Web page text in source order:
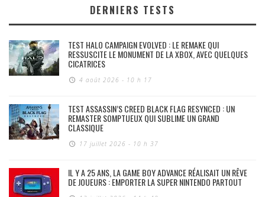
DERNIERS TESTS
TEST HALO CAMPAIGN EVOLVED : LE REMAKE QUI
RESSUSCITE LE MONUMENT DE LA XBOX, AVEC QUELQUES
CICATRICES
4 août 2026 - 10 h 17
TEST ASSASSIN’S CREED BLACK FLAG RESYNCED : UN
REMASTER SOMPTUEUX QUI SUBLIME UN GRAND
CLASSIQUE
17 juillet 2026 - 10 h 37
IL Y A 25 ANS, LA GAME BOY ADVANCE RÉALISAIT UN RÊVE
DE JOUEURS : EMPORTER LA SUPER NINTENDO PARTOUT